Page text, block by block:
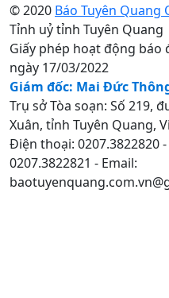
© 2020 Báo Tuyên Quang
Tỉnh uỷ tỉnh Tuyên Quang
Giấy phép hoạt động báo
ngày 17/03/2022
Giám đốc: Mai Đức
Trụ sở Tòa soạn: Số 219,
Xuân, tỉnh Tuyên Quang,
Điện thoại: 0207.3822820 -
0207.3822821 - Email: